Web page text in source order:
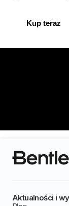
Kup teraz
Aktualności i